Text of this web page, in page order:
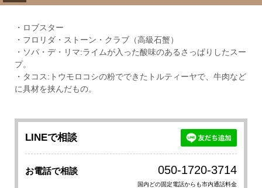
・ロブスター
・フロリダ・ストーン・クラブ（高級石蟹）
・ソパ・デ・リマ:ライムが入った酸味のあるさっぱりしたスー
プ。
・タコス:トウモロコシの粉でできたトルティーヤで、牛肉など
に具材を挟んだもの。
LINEで相談
お電話で相談 050-1720-3714
国内どの固定電話からも市内通話料金